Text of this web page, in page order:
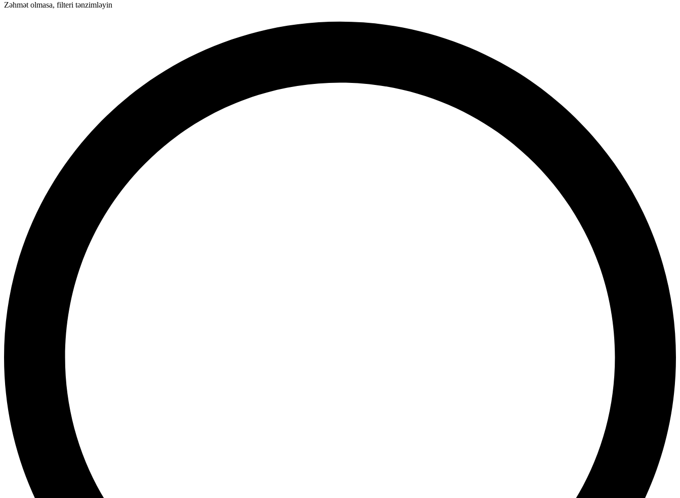
Zəhmət olmasa, filteri tənzimləyin